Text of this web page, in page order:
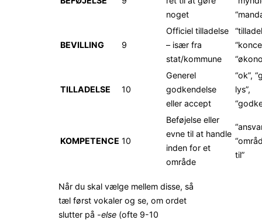
noget
BEVILLING 9
Officiel tilladelse
– især fra
stat/kommune
TILLADELSE 10
Generel
godkendelse
eller accept
“ok”,
lys”,
KOMPETENCE 10
Beføjelse eller
evne til at handle
inden for et
område
til”
Når du skal vælge mellem disse, så
tæl først vokaler og se, om ordet
slutter på -else (ofte 9-10